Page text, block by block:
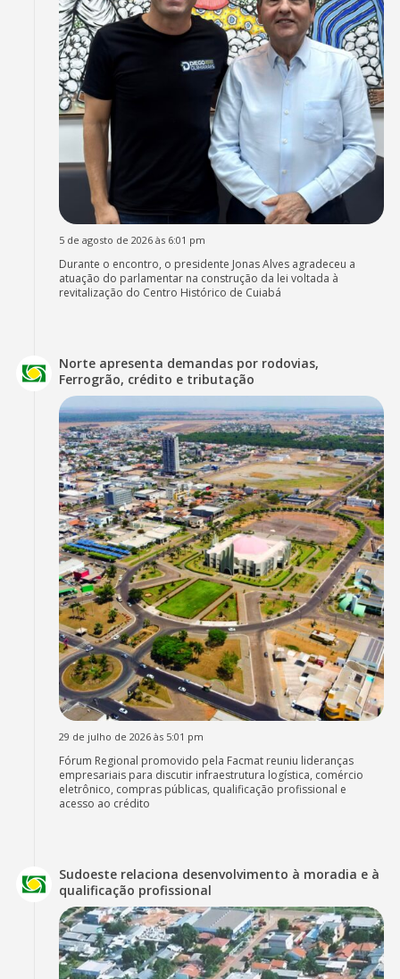
5 de agosto de 2026 às 6:01 pm
Durante o encontro, o presidente Jonas Alves agradeceu a
atuação do parlamentar na construção da lei voltada à
revitalização do Centro Histórico de Cuiabá
Norte apresenta demandas por rodovias,
Ferrogrão, crédito e tributação
29 de julho de 2026 às 5:01 pm
Fórum Regional promovido pela Facmat reuniu lideranças
empresariais para discutir infraestrutura logística, comércio
eletrônico, compras públicas, qualificação profissional e
acesso ao crédito
Sudoeste relaciona desenvolvimento à moradia e à
qualificação profissional